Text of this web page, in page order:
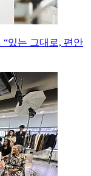
있는 그대로, 편안